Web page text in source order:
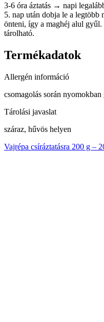
3-6 óra áztatás → napi
5. nap után dobja le a
önteni, így a maghéj alul gyűl.
tárolható.
Termékadatok
Allergén információ
csomagolás során nyomokban
Tárolási javaslat
száraz, hűvös helyen
Vajrépa csíráztatásra 200 g –